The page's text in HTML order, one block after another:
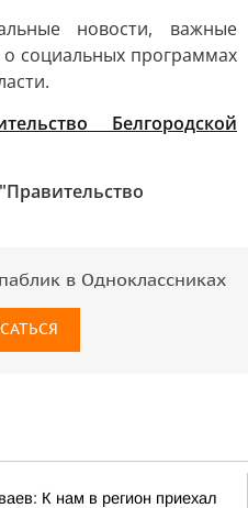
новости, важные
социальных программах
Белгородской
в Одноклассниках
К нам в регион приехал